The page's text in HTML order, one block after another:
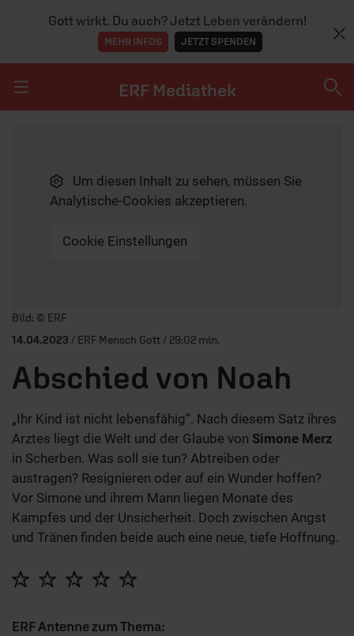
Gott wirkt. Du auch? Jetzt Leben verändern!
MEHR INFOS JETZT SPENDEN
ERF Mediathek
SENDUNGEN A-ZUm diesen Inhalt zu sehen, müssen Sie
Analytische-Cookies akzeptieren.
Cookie Einstellungen
Player starten/anhalten
Bild: © ERF
14.04.2023 / ERF Mensch Gott / 29:02 min.
Abschied von Noah
„Ihr Kind ist nicht lebensfähig“. Nach diesem Satz ihres
Arztes liegt die Welt und der Glaube von Simone Merz
in Scherben. Was soll sie tun? Abtreiben oder
austragen? Resignieren oder auf ein Wunder hoffen?
Vor Simone und ihrem Mann liegen Monate des
Kampfes und der Unsicherheit. Doch zwischen Angst
und Tränen finden beide auch eine neue, tiefe Hoffnung.
ERF Antenne zum Thema: